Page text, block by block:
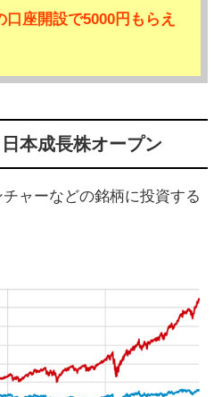
口座開設で5000円もらえ
本成長株オープン
ャーなどの銘柄に投資する